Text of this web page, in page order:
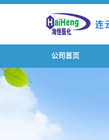
公司首页